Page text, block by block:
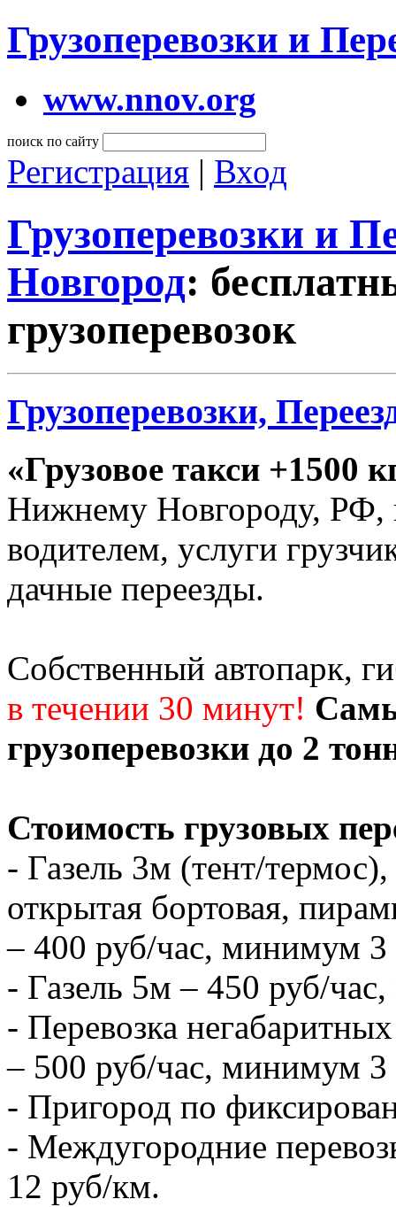
Грузоперевозки и
www.nnov.org
поиск по сайту
Регистрация | Вход
Грузоперевозки и
Новгород:
грузоперевозок
Грузоперевозки,
«Грузовое такси +1500
Нижнему Новгороду, РФ,
водителем, услуги
дачные переезды.
Собственный автопарк,
в течении 30 минут!
грузоперевозки до 2
Стоимость грузовых
- Газель 3м (тент/
открытая бортовая,
– 400 руб/час, минимум 3
- Газель 5м – 450 руб/
- Перевозка
– 500 руб/час, минимум 3
- Пригород по
- Междугородние
12 руб/км.